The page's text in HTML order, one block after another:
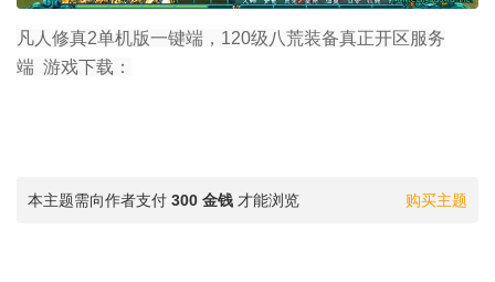
凡人修真2单机版一键端，120级八荒装备真正开区服务
端 游戏下载：
购买主题
本主题需向作者支付 300 金钱 才能浏览